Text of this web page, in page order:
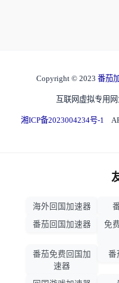
Copyright © 2023 番茄
互联网虚拟专用
湘ICP备2023004234号-1
海外回国加速器
番茄回国加速器
免
番茄免费回国加
速器
番